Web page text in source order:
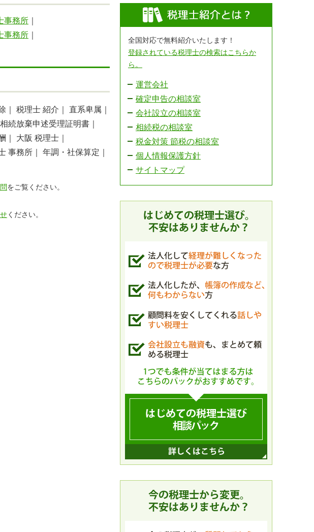
事務所
事務所
｜ 税理士 紹介｜
直系卑属｜
相続放棄申述受理証明書｜
｜
大阪 税理士｜
事務所｜
年調・社保算定｜
をご覧ください。
ください。
全国対応で無料紹介いたします！
登録されている税理士の検索はこちらか
ら。
運営会社
確定申告の相談室
会社設立の相談室
相続税の相談室
税金対策 節税の相談室
個人情報保護方針
サイトマップ